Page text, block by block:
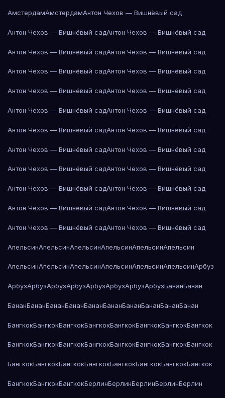
АмстердамАмстердамАнтон Чехов — Вишнёвый сад
Антон Чехов — Вишнёвый садАнтон Чехов — Вишнёвый сад
Антон Чехов — Вишнёвый садАнтон Чехов — Вишнёвый сад
Антон Чехов — Вишнёвый садАнтон Чехов — Вишнёвый сад
Антон Чехов — Вишнёвый садАнтон Чехов — Вишнёвый сад
Антон Чехов — Вишнёвый садАнтон Чехов — Вишнёвый сад
Антон Чехов — Вишнёвый садАнтон Чехов — Вишнёвый сад
Антон Чехов — Вишнёвый садАнтон Чехов — Вишнёвый сад
Антон Чехов — Вишнёвый садАнтон Чехов — Вишнёвый сад
Антон Чехов — Вишнёвый садАнтон Чехов — Вишнёвый сад
Антон Чехов — Вишнёвый садАнтон Чехов — Вишнёвый сад
Антон Чехов — Вишнёвый садАнтон Чехов — Вишнёвый сад
АпельсинАпельсинАпельсинАпельсинАпельсинАпельсин
АпельсинАпельсинАпельсинАпельсинАпельсинАпельсинАрбуз
АрбузАрбузАрбузАрбузАрбузАрбузАрбузАрбузБананБанан
БананБананБананБананБананБананБананБананБананБанан
БангкокБангкокБангкокБангкокБангкокБангкокБангкокБангкок
БангкокБангкокБангкокБангкокБангкокБангкокБангкокБангкок
БангкокБангкокБангкокБангкокБангкокБангкокБангкокБангкок
БангкокБангкокБангкокБерлинБерлинБерлинБерлинБерлин